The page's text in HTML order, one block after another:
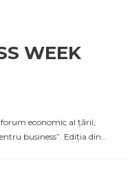
WEEK
forum economic al țării,
business”. Ediţia din…